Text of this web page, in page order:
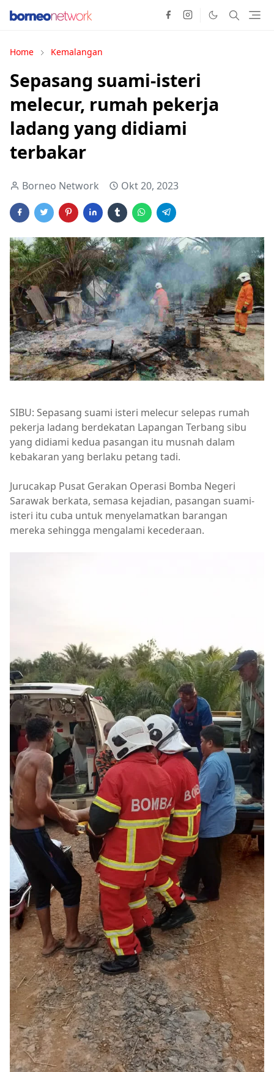
Home Kemalangan
Sepasang suami-isteri
melecur, rumah pekerja
ladang yang didiami
terbakar
Borneo Network Okt 20, 2023
SIBU: Sepasang suami isteri melecur selepas rumah
pekerja ladang berdekatan Lapangan Terbang sibu
yang didiami kedua pasangan itu musnah dalam
kebakaran yang berlaku petang tadi.
Jurucakap Pusat Gerakan Operasi Bomba Negeri
Sarawak berkata, semasa kejadian, pasangan suami-
isteri itu cuba untuk menyelamatkan barangan
mereka sehingga mengalami kecederaan.